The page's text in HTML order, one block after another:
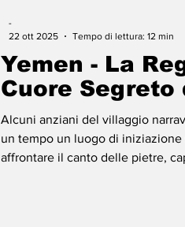
Yemen - La
Cuore Segreto
Alcuni anziani del villaggio
un tempo un luogo di iniziazione
affrontare il canto delle pietre,
-
22 ott 2025
Tempo di lettura: 12 min